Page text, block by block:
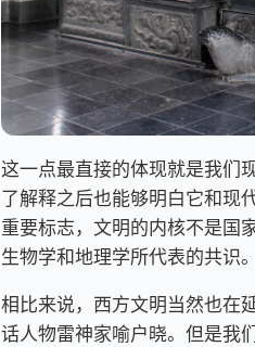
这一点最直接的体现就是我们
了解释之后也能够明白它和现
重要标志，文明的内核不是国
生物学和地理学所代表的共识。
相比来说，西方文明当然也在
话人物雷神家喻户晓。但是我